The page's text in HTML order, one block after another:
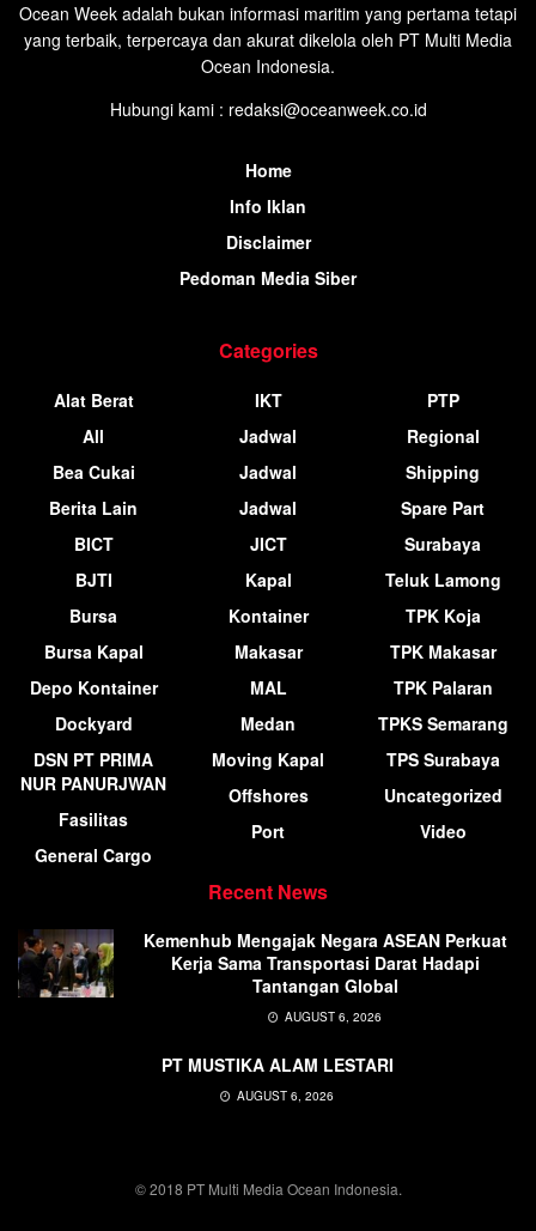
Ocean Week adalah bukan informasi maritim yang pertama tetapi
yang terbaik, terpercaya dan akurat dikelola oleh PT Multi Media
Ocean Indonesia.
Hubungi kami : redaksi@oceanweek.co.id
Home
Info Iklan
Disclaimer
Pedoman Media Siber
Categories
Alat Berat
All
Bea Cukai
Berita Lain
BICT
BJTI
Bursa
Bursa Kapal
Depo Kontainer
Dockyard
DSN PT PRIMA
NUR PANURJWAN
Fasilitas
General Cargo
IKT
Jadwal
Jadwal
Jadwal
JICT
Kapal
Kontainer
Makasar
MAL
Medan
Moving Kapal
Offshores
Port
PTP
Regional
Shipping
Spare Part
Surabaya
Teluk Lamong
TPK Koja
TPK Makasar
TPK Palaran
TPKS Semarang
TPS Surabaya
Uncategorized
Video
Recent News
Kemenhub Mengajak Negara ASEAN Perkuat
Kerja Sama Transportasi Darat Hadapi
Tantangan Global
AUGUST 6, 2026
PT MUSTIKA ALAM LESTARI
AUGUST 6, 2026
© 2018 PT Multi Media Ocean Indonesia.